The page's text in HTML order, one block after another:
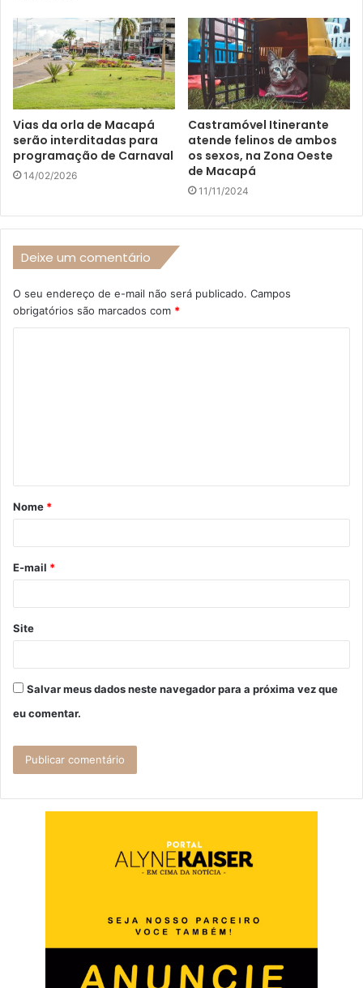
Vias da orla de Macapá
serão interditadas para
programação de Carnaval
14/02/2026
Castramóvel Itinerante
atende felinos de ambos
os sexos, na Zona Oeste
de Macapá
11/11/2024
Deixe um comentário
O seu endereço de e-mail não será publicado. Campos
obrigatórios são marcados com *
á
r
*
Nome *
E-mail *
Site
Salvar meus dados neste navegador para a próxima vez que
eu comentar.